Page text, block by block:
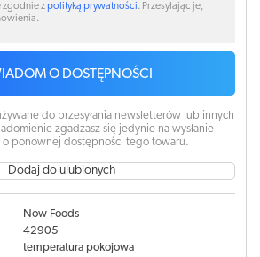
zgodnie zpolityką prywatności. Przesyłając je,
O DOSTĘPNOŚCI
do przesyłania newsletterów lub innych
zgadzasz się jedynie na wysłanie
o ponownej dostępności tego towaru.
Dodaj do ulubionych
Now Foods
42905
temperatura pokojowa